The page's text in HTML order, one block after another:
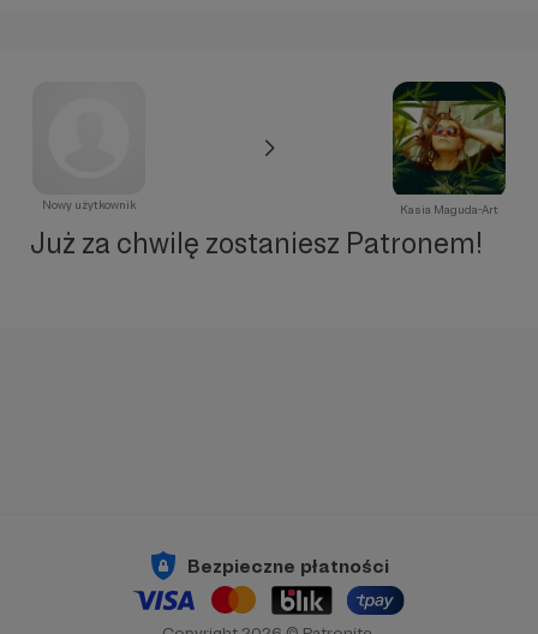
Nowy użytkownik Kasia Maguda-Art
Już za chwilę zostaniesz Patronem!
Bezpieczne płatności